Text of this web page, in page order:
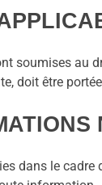
soumises au
doit être
dans le cadre